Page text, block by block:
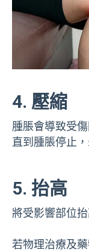
4. 壓縮
腫脹會導致受
直到腫脹停止
5. 抬高
將受影響部位
若物理治療及